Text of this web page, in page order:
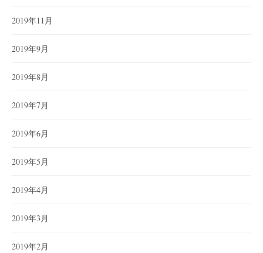
2019年11月
2019年9月
2019年8月
2019年7月
2019年6月
2019年5月
2019年4月
2019年3月
2019年2月